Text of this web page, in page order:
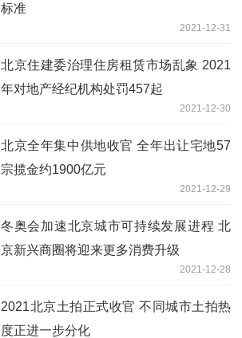
标准
2021-12-31
北京住建委治理住房租赁市场乱象 2021
年对地产经纪机构处罚457起
2021-12-30
北京全年集中供地收官 全年出让宅地57
宗揽金约1900亿元
2021-12-29
冬奥会加速北京城市可持续发展进程 北
京新兴商圈将迎来更多消费升级
2021-12-28
2021北京土拍正式收官 不同城市土拍热
度正进一步分化